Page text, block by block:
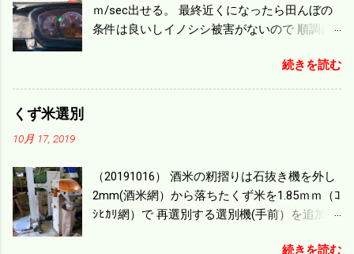
ｍ/sec出せる。 最終近くになったら田んぼの
条件は良いしイノシシ被害がないので 順調に
ｍ/min、4.32ｋｍ/hrになり 幅は約2ｍだから
0.864/haの作業能力がある。 実際は回転した
機の容量、籾摺りの能力などのバランスの問
題で 今の機種で満足している。 というより買
った時はまだ耕作面積が少なく手が出せ 無か
続きを読む
くず米選別
10月 17, 2019
（20191016） 酒米の籾摺りは石抜き機を外し
2mm(酒米網）から落ちたくず米を1.85ｍｍ（ｺ
ｼﾋｶﾘ網）で 再選別する選別機(手前）を追加す
続きを読む